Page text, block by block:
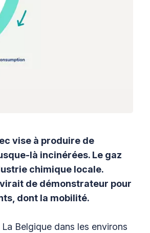
vise à produire de
là incinérées. Le gaz
chimique locale.
de démonstrateur pour
dont la mobilité.
Belgique dans les environs